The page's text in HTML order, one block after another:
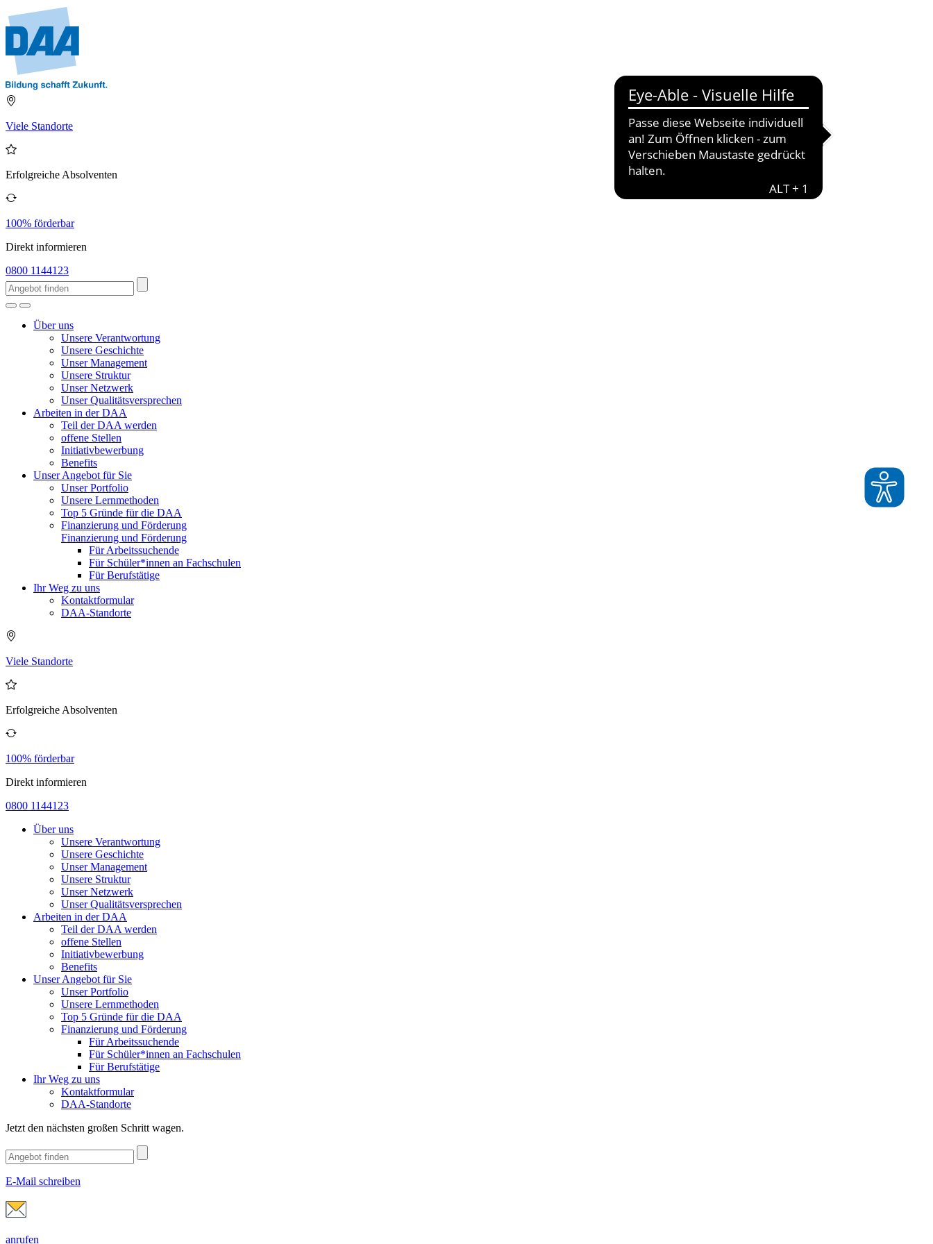
Viele Standorte
Erfolgreiche Absolventen
100% förderbar
Direkt informieren
0800 1144123
Über uns
Unsere Verantwortung
Unsere Geschichte
Unser Management
Unsere Struktur
Unser Netzwerk
Unser Qualitätsversprechen
Arbeiten in der DAA
Teil der DAA werden
offene Stellen
Initiativbewerbung
Benefits
Unser Angebot für Sie
Unser Portfolio
Unsere Lernmethoden
Top 5 Gründe für die DAA
Finanzierung und Förderung
Finanzierung und Förderung
Für Arbeitssuchende
Für Schüler*innen an Fachschulen
Für Berufstätige
Ihr Weg zu uns
Kontaktformular
DAA-Standorte
Viele Standorte
Erfolgreiche Absolventen
100% förderbar
Direkt informieren
0800 1144123
Über uns
Unsere Verantwortung
Unsere Geschichte
Unser Management
Unsere Struktur
Unser Netzwerk
Unser Qualitätsversprechen
Arbeiten in der DAA
Teil der DAA werden
offene Stellen
Initiativbewerbung
Benefits
Unser Angebot für Sie
Unser Portfolio
Unsere Lernmethoden
Top 5 Gründe für die DAA
Finanzierung und Förderung
Für Arbeitssuchende
Für Schüler*innen an Fachschulen
Für Berufstätige
Ihr Weg zu uns
Kontaktformular
DAA-Standorte
Jetzt den nächsten großen Schritt wagen.
E-Mail schreiben
anrufen